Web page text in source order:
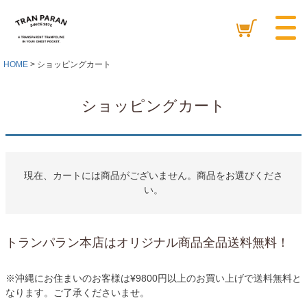
HOME ショッピングカート
ショッピングカート
現在、カートには商品がございません。商品をお選びくださ
い。
トランパラン本店はオリジナル商品全品送料無料！
※沖縄にお住まいのお客様は¥9800円以上のお買い上げで送料無料と
なります。ご了承くださいませ。